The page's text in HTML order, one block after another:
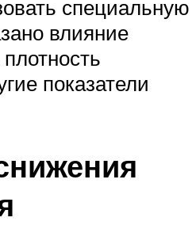
специальную
влияние
показатели